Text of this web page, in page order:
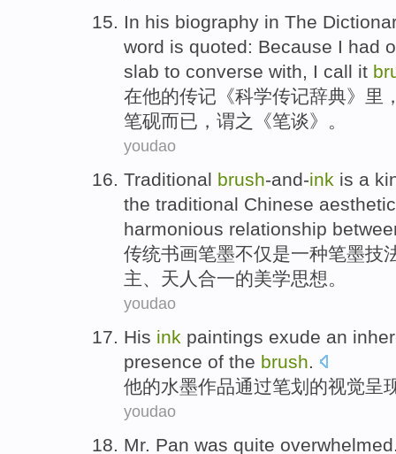
In his biography in The
word is quoted: Because I had
slab to converse with, I call it
在他的传记 《科学传记辞典》 里
笔砚而已， 谓之《笔谈》。
youdao
Traditional brush-and-ink is a
the traditional Chinese
harmonious relationship
传统书画笔墨不仅是一种笔墨技
主、 天人 合一的美学思想。
youdao
His ink paintings exude an
presence of the brush.
他的水墨作品通过笔划 的视觉呈
youdao
Mr. Pan was quite overwhelmed